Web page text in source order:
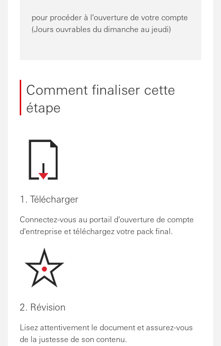
pour procéder à l'ouverture de votre compte
(Jours ouvrables du dimanche au jeudi)
Comment finaliser cette
étape
1. Télécharger
Connectez-vous au portail d'ouverture de compte
d'entreprise et téléchargez votre pack final.
2. Révision
Lisez attentivement le document et assurez-vous
de la justesse de son contenu.